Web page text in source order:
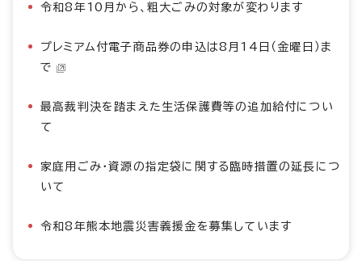
令和8年10月から、粗大ごみの対象が変わります
プレミアム付電子商品券の申込は8月14日（金曜日）ま
で
最高裁判決を踏まえた生活保護費等の追加給付につい
て
家庭用ごみ・資源の指定袋に関する臨時措置の延長につ
いて
令和8年熊本地震災害義援金を募集しています